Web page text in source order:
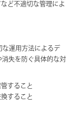
ど不適切な管理によ
な運用方法によるデ
失を防ぐ具体的な対
すること
すること